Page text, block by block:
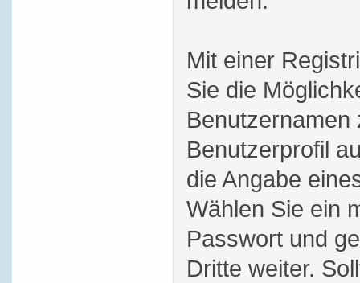
Mit einer
Sie die
Benutzernamen
Benutzerprofil
die Angabe
Wählen Sie ein
Passwort und
Dritte weiter.